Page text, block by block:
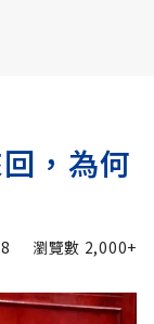
，為何
瀏覽數 2,000+